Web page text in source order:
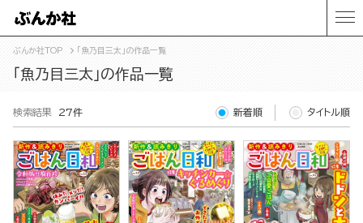
ぶんか社TOP 「魚乃目三太」の作品一覧
「魚乃目三太」の作品一覧
検索結果 27件 新着順 タイトル順